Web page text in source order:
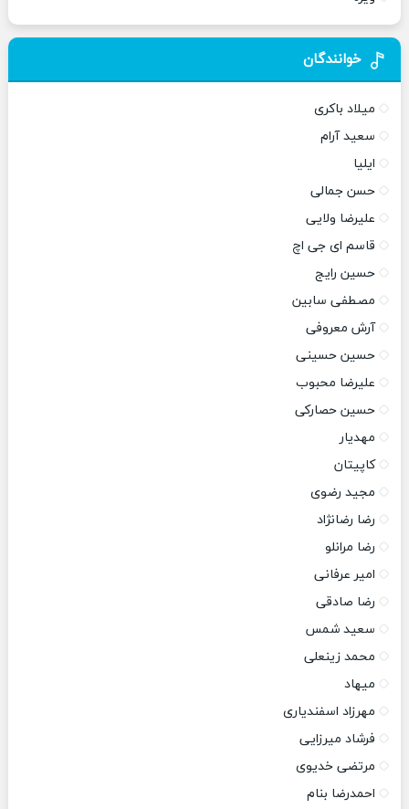
خوانندگان
میلاد باکری
سعید آرام
ایلیا
حسن جمالی
علیرضا ولایی
قاسم ای جی اچ
حسین رایج
مصطفی سابین
آرش معروفی
حسین حسینی
علیرضا محبوب
حسین حصارکی
مهدیار
کاپیتان
مجید رضوی
رضا رضانژاد
رضا مرانلو
امیر عرفانی
رضا صادقی
سعید شمس
محمد زینعلی
میهاد
مهرزاد اسفندیاری
فرشاد میرزایی
مرتضی خدیوی
احمدرضا بنام